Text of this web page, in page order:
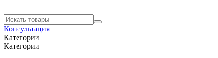
Консультация
Категории
Категории